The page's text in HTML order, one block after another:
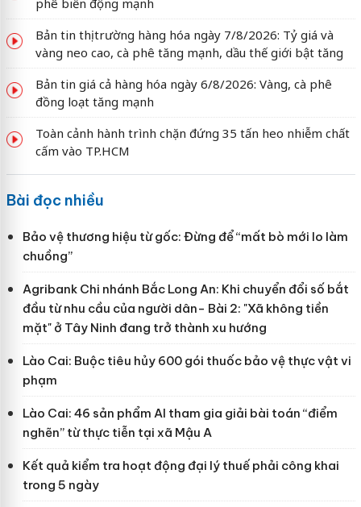
Bản tin thị trường hàng hóa ngày 7/8/2026: Tỷ giá và
vàng neo cao, cà phê tăng mạnh, dầu thế giới bật tăng
Bản tin giá cả hàng hóa ngày 6/8/2026: Vàng, cà phê
đồng loạt tăng mạnh
Toàn cảnh hành trình chặn đứng 35 tấn heo nhiễm chất
cấm vào TP.HCM
Bài đọc nhiều
Bảo vệ thương hiệu từ gốc: Đừng để “mất bò mới lo làm
chuồng”
Agribank Chi nhánh Bắc Long An: Khi chuyển đổi số bắt
đầu từ nhu cầu của người dân- Bài 2: "Xã không tiền
mặt" ở Tây Ninh đang trở thành xu hướng
Lào Cai: Buộc tiêu hủy 600 gói thuốc bảo vệ thực vật vi
phạm
Lào Cai: 46 sản phẩm AI tham gia giải bài toán “điểm
nghẽn” từ thực tiễn tại xã Mậu A
Kết quả kiểm tra hoạt động đại lý thuế phải công khai
trong 5 ngày